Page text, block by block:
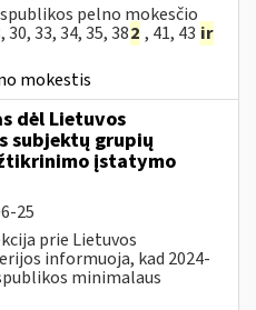
pelno mokesčio
33, 34, 35, 382 , 41, 43 ir
mokestis
dėl Lietuvos
subjektų grupių
įstatymo
25
prie Lietuvos
informuoja, kad 2024-
minimalaus